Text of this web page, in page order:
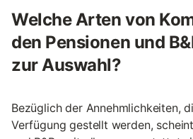
Welche Arten von
den Pensionen und
zur Auswahl?
Bezüglich der Annehmlichkeiten,
Verfügung gestellt werden,